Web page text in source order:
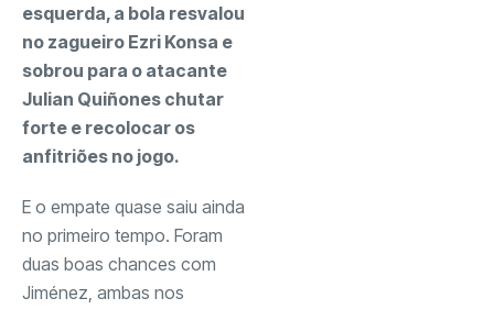
esquerda, a bola resvalou
no zagueiro Ezri Konsa e
sobrou para o atacante
Julian Quiñones chutar
forte e recolocar os
anfitriões no jogo.
E o empate quase saiu ainda
no primeiro tempo. Foram
duas boas chances com
Jiménez, ambas nos